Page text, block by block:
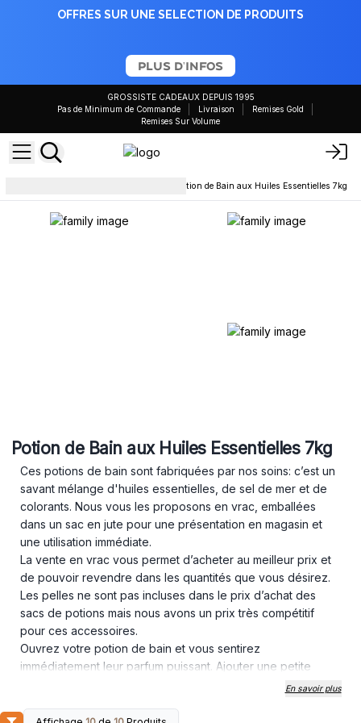
OFFRES SUR UNE SELECTION DE PRODUITS
PLUS D'INFOS
GROSSISTE CADEAUX DEPUIS 1995
Pas de Minimum de Commande
Livraison
Remises Gold
Remises Sur Volume
Potion de Bain aux Huiles Essentielles 7kg
Potion de Bain aux Huiles Essentielles 7kg
Ces potions de bain sont fabriquées par nos soins: c’est un
savant mélange d'huiles essentielles, de sel de mer et de
colorants. Nous vous les proposons en vrac, emballées
dans un sac en jute pour une présentation en magasin et
une utilisation immédiate.
La vente en vrac vous permet d’acheter au meilleur prix et
de pouvoir revendre dans les quantités que vous désirez.
Les pelles ne sont pas incluses dans le prix d’achat des
sacs de potions mais nous avons un prix très compétitif
pour ces accessoires.
Ouvrez votre potion de bain et vous sentirez
immédiatement leur parfum puissant. Ajouter une petite
quantité de potion dans votre bain pour une expérience
des produits déjà pré-emballés, nous vous proposons nos
En savoir plus